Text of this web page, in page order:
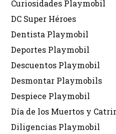
Curiosidades Playmobil
DC Super Héroes
Dentista Playmobil
Deportes Playmobil
Descuentos Playmobil
Desmontar Playmobils
Despiece Playmobil
Día de los Muertos y
Diligencias Playmobil